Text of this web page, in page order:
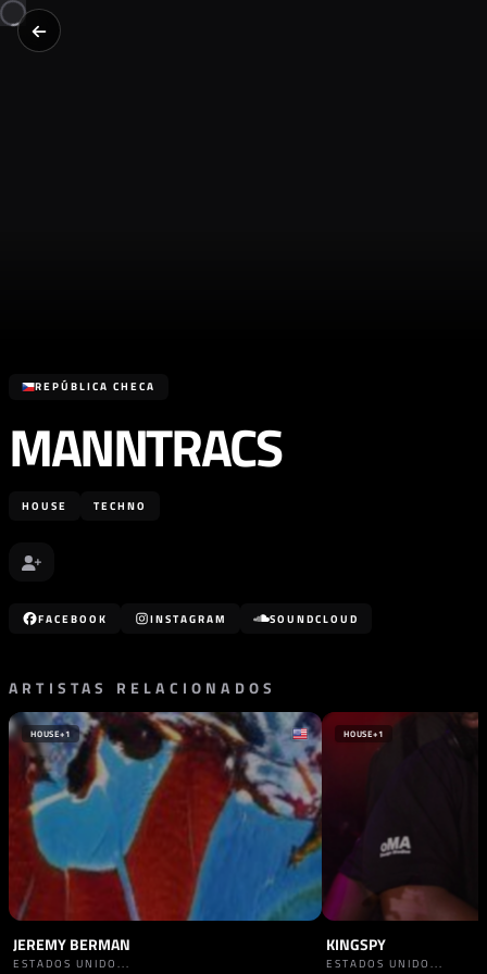
REPÚBLICA CHECA
MANNTRACS
HOUSE TECHNO
FACEBOOK INSTAGRAM SOUNDCLOUD
ARTISTAS RELACIONADOS
HOUSE+1
JEREMY BERMAN
ESTADOS UNIDO...
HOUSE+1
KINGSPY
ESTADOS UNIDO...